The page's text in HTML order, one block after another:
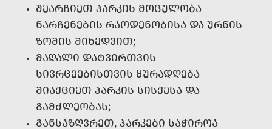
ᲨᲔᲐᲠᲩᲘᲔᲗ ᲞᲐᲠᲙᲘᲡ ᲛᲝᲪᲣᲚᲝᲑᲐ
ᲜᲐᲠᲩᲔᲜᲔᲑᲘᲡ ᲠᲐᲝᲓᲔᲜᲝᲑᲘᲡᲐ ᲓᲐ ᲣᲠᲜᲘᲡ
ᲖᲝᲛᲘᲡ ᲛᲘᲮᲔᲓᲕᲘᲗ;
ᲛᲐᲦᲐᲚᲘ ᲓᲐᲢᲕᲘᲠᲗᲕᲘᲡ
ᲡᲘᲕᲠᲪᲔᲔᲑᲘᲡᲗᲕᲘᲡ ᲧᲣᲠᲐᲓᲦᲔᲑᲐ
ᲛᲘᲐᲥᲪᲘᲔᲗ ᲞᲐᲠᲙᲘᲡ ᲡᲘᲡᲥᲔᲡᲐ ᲓᲐ
ᲒᲐᲛᲫᲚᲔᲝᲑᲐᲡ;
ᲒᲐᲜᲡᲐᲖᲦᲕᲠᲔᲗ, ᲞᲐᲠᲙᲔᲑᲘ ᲡᲐᲭᲘᲠᲝᲐ